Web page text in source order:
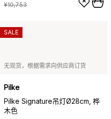
¥10,753
无现货，根据需求向供应商订货
Pilke
Pilke Signature吊灯Ø28cm, 桦
木色
SALE